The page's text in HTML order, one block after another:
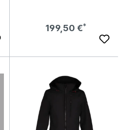
Regulärer Preis:
199,50 €